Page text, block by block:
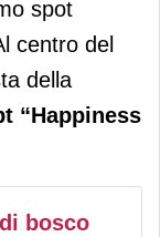
spot
centro del
della
“Happiness
bosco